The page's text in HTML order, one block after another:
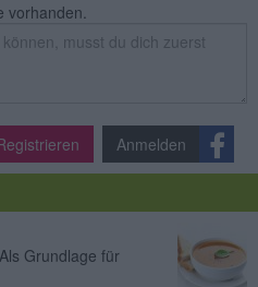
vorhanden.
Anmelden
Grundlage für